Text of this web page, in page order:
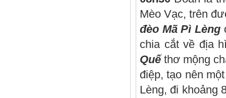
Mèo Vạc, trên
đèo Mã Pì Lèng
chia cắt về địa
Quếthơ mộng
điệp, tạo nên
Lèng, đi khoảng